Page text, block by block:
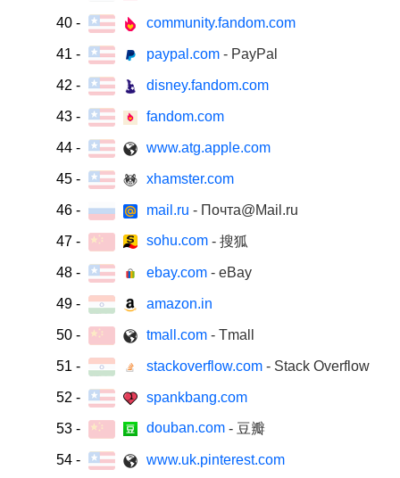
40 - community.fandom.com
41 - paypal.com - PayPal
42 - disney.fandom.com
43 - fandom.com
44 - www.atg.apple.com
45 - xhamster.com
46 - mail.ru - Почта@Mail.ru
47 - sohu.com - 搜狐
48 - ebay.com - eBay
49 - amazon.in
50 - tmall.com - Tmall
51 - stackoverflow.com - Stack Overflow
52 - spankbang.com
53 - douban.com - 豆瓣
54 - www.uk.pinterest.com